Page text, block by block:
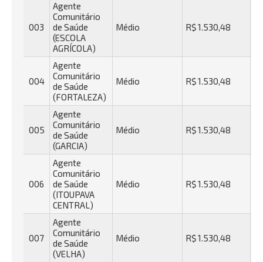
003
Agente
Comunitário
de Saúde
(ESCOLA
AGRÍCOLA)
Médio R$ 1.530,48
004
Agente
Comunitário
de Saúde
(FORTALEZA)
Médio R$ 1.530,48
005
Agente
Comunitário
de Saúde
(GARCIA)
Médio R$ 1.530,48
006
Agente
Comunitário
de Saúde
(ITOUPAVA
CENTRAL)
Médio R$ 1.530,48
007
Agente
Comunitário
de Saúde
(VELHA)
Médio R$ 1.530,48